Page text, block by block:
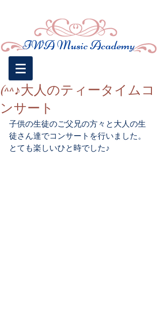
​IWA MusicAcademy
(^^♪大人のティータイムコ
ンサート
子供の生徒のご父兄の方々と大人の生
徒さん達でコンサートを行いました。
とても楽しいひと時でした♪